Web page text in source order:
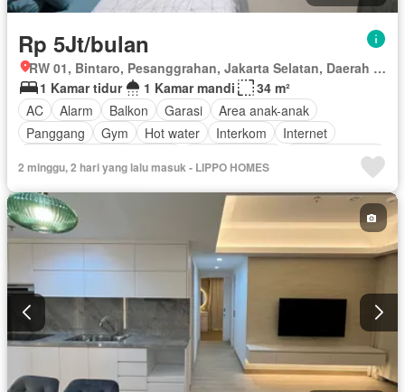
Rp 5Jt/bulan
RW 01, Bintaro, Pesanggrahan, Jakarta Selatan, Daerah Khusus Ibukota Jakarta
1 Kamar tidur
1 Kamar mandi
34 m²
AC
Alarm Balkon Garasi
Area anak-anak
Panggang
Gym Hot water Interkom
Internet
Secure parking
Keamanan
Kolam renang Telephone
Televisi
Berperabot lengkap
2 minggu, 2 hari yang lalu masuk - LIPPO HOMES